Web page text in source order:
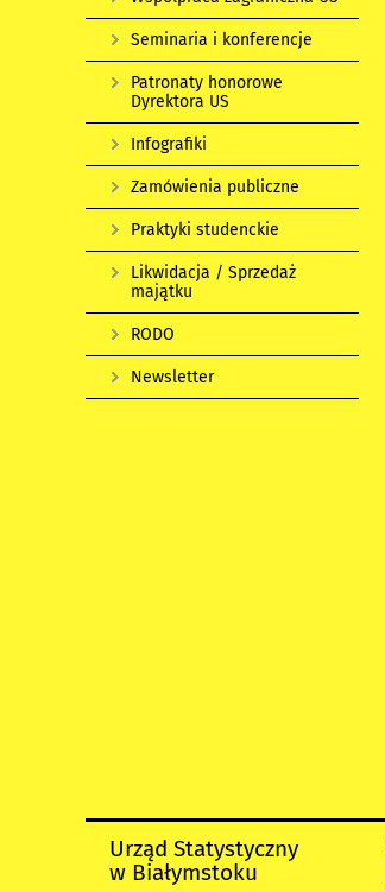
Seminaria i konferencje
Patronaty honorowe
Dyrektora US
Infografiki
Zamówienia publiczne
Praktyki studenckie
Likwidacja / Sprzedaż
majątku
RODO
Newsletter
Urząd Statystyczny
w Białymstoku